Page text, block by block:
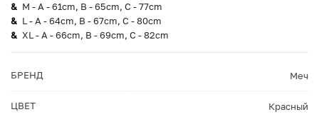
M - A - 61cm, B - 65cm, C - 77cm
L - A - 64cm, B - 67cm, C - 80cm
XL - A - 66cm, B - 69cm, C - 82cm
БРЕНД Меч
ЦВЕТ Красный